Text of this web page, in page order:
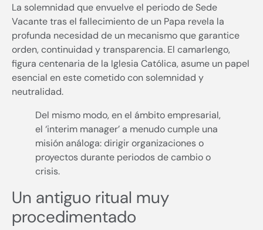
La solemnidad que envuelve el periodo de Sede
Vacante tras el fallecimiento de un Papa revela la
profunda necesidad de un mecanismo que garantice
orden, continuidad y transparencia. El camarlengo,
figura centenaria de la Iglesia Católica, asume un papel
esencial en este cometido con solemnidad y
neutralidad.
Del mismo modo, en el ámbito empresarial,
el ‘interim manager’ a menudo cumple una
misión análoga: dirigir organizaciones o
proyectos durante periodos de cambio o
crisis.
Un antiguo ritual muy
procedimentado